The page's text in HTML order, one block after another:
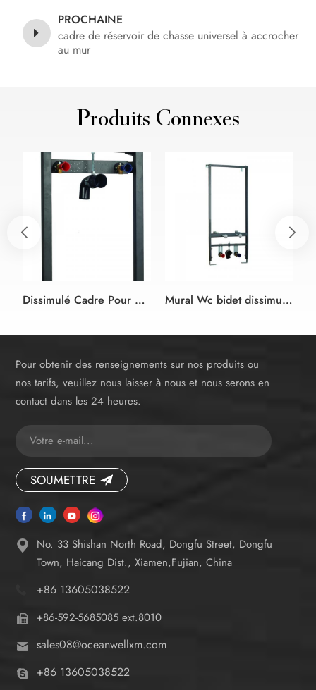
PROCHAINE
cadre de réservoir de chasse universel à accrocher
au mur
Produits Connexes
Dissimulé Cadre Pour Mural lavabo Mural Wc bidet dissimulé citerne cadre pour la salle de bains
Pour obtenir des renseignements sur nos produits ou
nos tarifs, veuillez nous laisser à nous et nous serons en
contact dans les 24 heures.
SOUMETTRE
No. 33 Shishan North Road, Dongfu Street, Dongfu
Town, Haicang Dist., Xiamen,Fujian, China
+86 13605038522
+86-592-5685085 ext.8010
sales08@oceanwellxm.com
+86 13605038522